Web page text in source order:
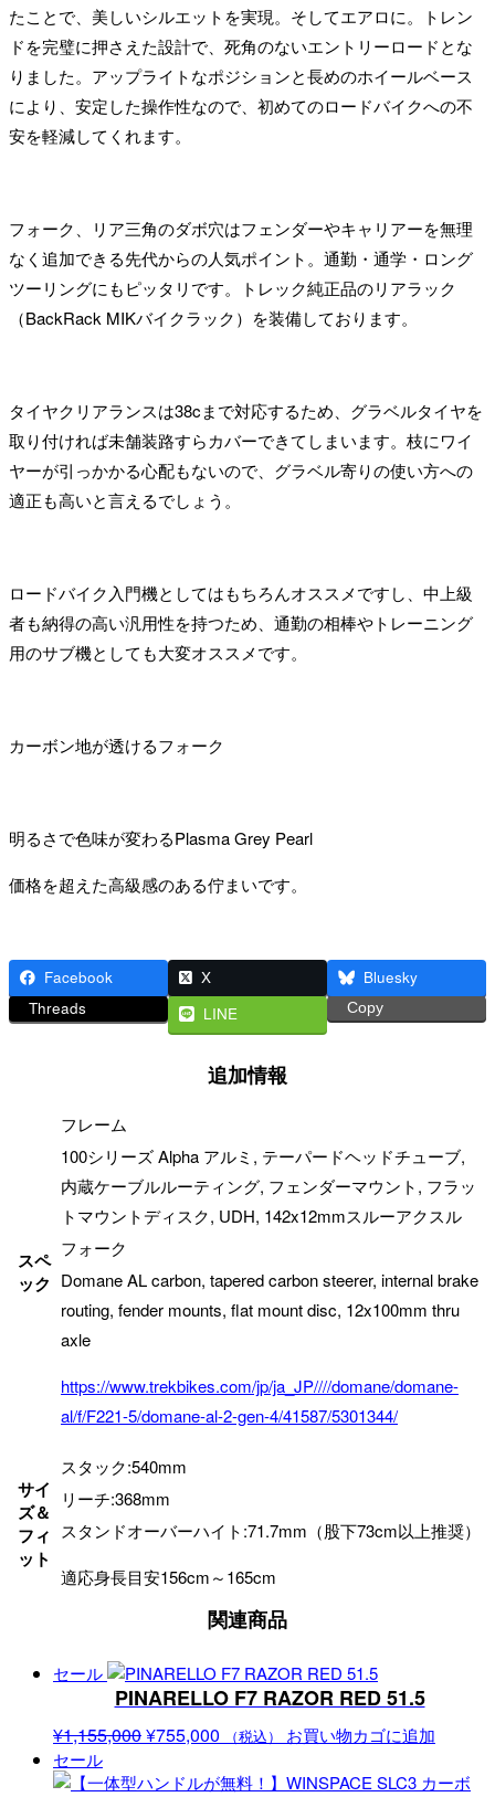
たことで、美しいシルエットを実現。そしてエアロに。トレン
ドを完璧に押さえた設計で、死角のないエントリーロードとな
りました。アップライトなポジションと長めのホイールベース
により、安定した操作性なので、初めてのロードバイクへの不
安を軽減してくれます。
フォーク、リア三角のダボ穴はフェンダーやキャリアーを無理
なく追加できる先代からの人気ポイント。通勤・通学・ロング
ツーリングにもピッタリです。トレック純正品のリアラック
（BackRack MIKバイクラック）を装備しております。
タイヤクリアランスは38cまで対応するため、グラベルタイヤを
取り付ければ未舗装路すらカバーできてしまいます。枝にワイ
ヤーが引っかかる心配もないので、グラベル寄りの使い方への
適正も高いと言えるでしょう。
ロードバイク入門機としてはもちろんオススメですし、中上級
者も納得の高い汎用性を持つため、通勤の相棒やトレーニング
用のサブ機としても大変オススメです。
カーボン地が透けるフォーク
明るさで色味が変わるPlasma Grey Pearl
価格を超えた高級感のある佇まいです。
Facebook X
Bluesky
Threads
LINE Copy
追加情報
スペ
ック
フレーム
100シリーズ Alpha アルミ, テーパードヘッドチューブ,
内蔵ケーブルルーティング, フェンダーマウント, フラッ
トマウントディスク, UDH, 142x12mmスルーアクスル
フォーク
Domane AL carbon, tapered carbon steerer, internal brake
routing, fender mounts, flat mount disc, 12x100mm thru
axle
https://www.trekbikes.com/jp/ja_JP////domane/domane-
al/f/F221-5/domane-al-2-gen-4/41587/5301344/
サイ
ズ＆
フィ
ット
スタック:540mm
リーチ:368mm
スタンドオーバーハイト:71.7mm（股下73cm以上推奨）
適応身長目安156cm～165cm
関連商品
セール
PINARELLO F7 RAZOR RED 51.5
¥1,155,000元
価
¥755,000 現
の
（税込）
お買い物カゴに追加
セール